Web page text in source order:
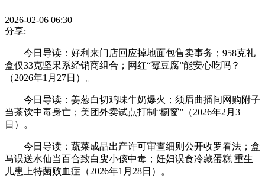
2026-02-06 06:30
分享:
今日导读：好利来门店回应掉地面包售卖事务；958克礼
盒仅33克坚果系经销商组合；网红“霉豆腐”能安心吃吗？
（2026年1月27日）。
今日导读：姜葱白切鸡味牛奶爆火；须眉曲播间网购附子
当茶饮中毒身亡；美团外卖试点打制“橱窗”（2026年2月3
日）。
今日导读：蔬菜成品出产许可审查细则公开收罗看法；盒
马误送水仙当百合致白叟小孩中毒；妊妇误食冷藏蛋糕 重生
儿患上特菌败血症（2026年1月28日）。